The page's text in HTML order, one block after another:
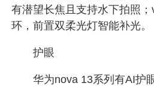
有潜望长焦且支持水下拍照
环，前置双柔光灯智能补光。
护眼
华为nova 13系列有AI护